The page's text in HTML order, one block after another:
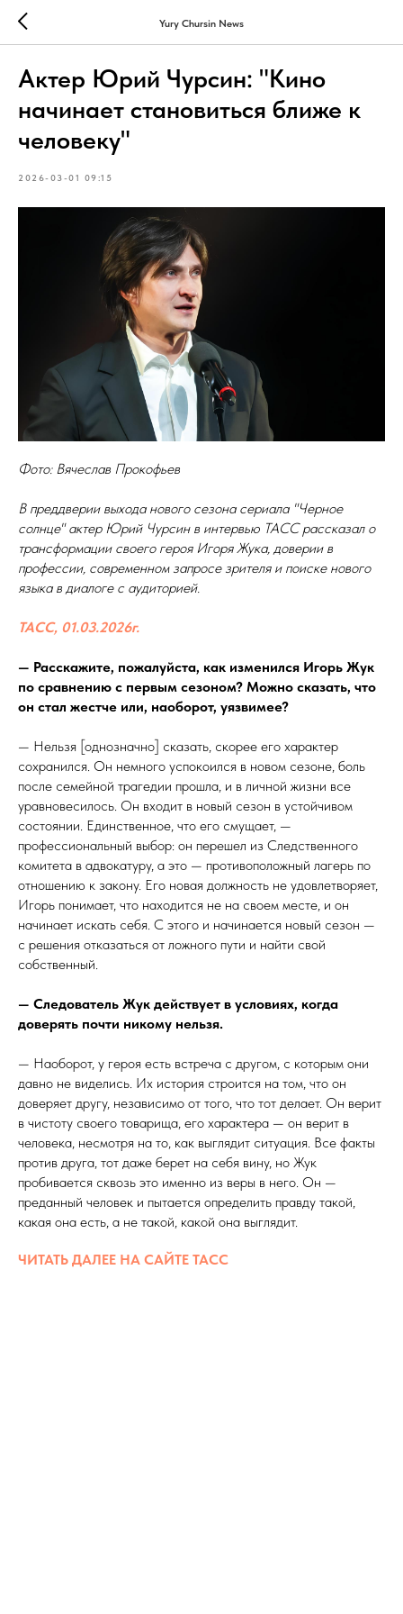
Yury Chursin News
Актер Юрий Чурсин: "Кино
начинает становиться ближе к
человеку"
2026-03-01 09:15
Фото: Вячеслав Прокофьев
В преддверии выхода нового сезона сериала "Черное
солнце" актер Юрий Чурсин в интервью ТАСС рассказал о
трансформации своего героя Игоря Жука, доверии в
профессии, современном запросе зрителя и поиске нового
языка в диалоге с аудиторией.
ТАСС, 01.03.2026г.
— Расскажите, пожалуйста, как изменился Игорь Жук
по сравнению с первым сезоном? Можно сказать, что
он стал жестче или, наоборот, уязвимее?
— Нельзя [однозначно] сказать, скорее его характер
сохранился. Он немного успокоился в новом сезоне, боль
после семейной трагедии прошла, и в личной жизни все
уравновесилось. Он входит в новый сезон в устойчивом
состоянии. Единственное, что его смущает, —
профессиональный выбор: он перешел из Следственного
комитета в адвокатуру, а это — противоположный лагерь по
отношению к закону. Его новая должность не удовлетворяет,
Игорь понимает, что находится не на своем месте, и он
начинает искать себя. С этого и начинается новый сезон —
с решения отказаться от ложного пути и найти свой
собственный.
— Следователь Жук действует в условиях, когда
доверять почти никому нельзя.
— Наоборот, у героя есть встреча с другом, с которым они
давно не виделись. Их история строится на том, что он
доверяет другу, независимо от того, что тот делает. Он верит
в чистоту своего товарища, его характера — он верит в
человека, несмотря на то, как выглядит ситуация. Все факты
против друга, тот даже берет на себя вину, но Жук
пробивается сквозь это именно из веры в него. Он —
преданный человек и пытается определить правду такой,
какая она есть, а не такой, какой она выглядит.
ЧИТАТЬ ДАЛЕЕ НА САЙТЕ ТАСС